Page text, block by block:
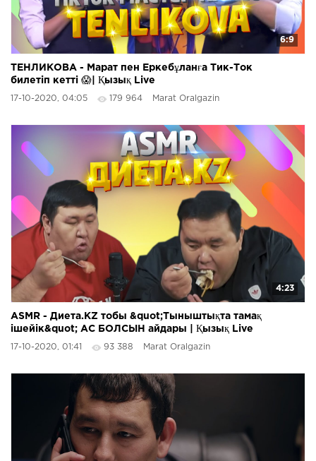
6:9
ТЕНЛИКОВА - Марат пен Еркебұланға Тик-Ток
билетіп кетті 😱| Қызық Live
17-10-2020, 04:05 179 964 Marat Oralgazin
4:23
ASMR - Диета.KZ тобы &quot;Тыныштықта тамақ
ішейік&quot; АС БОЛСЫН айдары | Қызық Live
17-10-2020, 01:41 93 388 Marat Oralgazin